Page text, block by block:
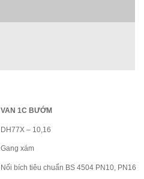
VAN 1C BƯỚM
DH77X – 10,16
Gang xám
Nối bích tiêu chuẩn BS 4504 PN10, PN16